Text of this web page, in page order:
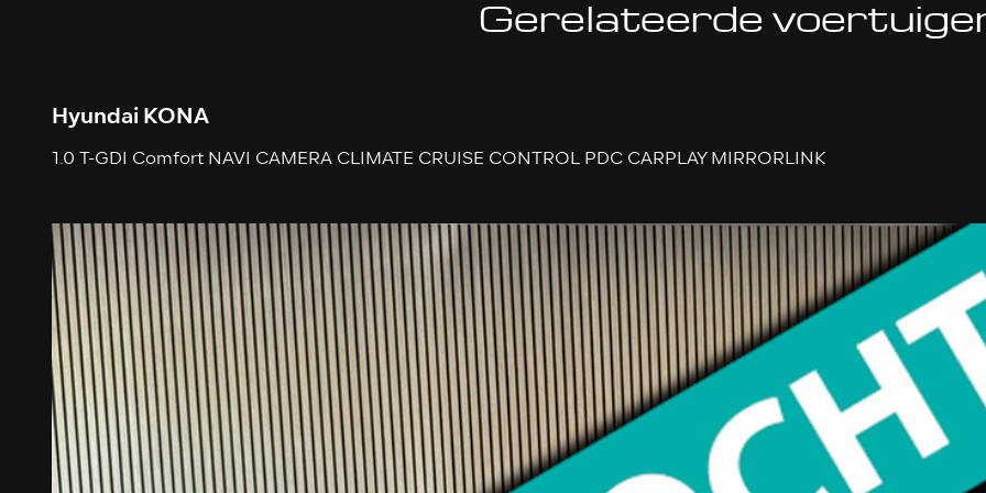
Gerelateerde
Hyundai KONA
1.0 T-GDI Comfort NAVI CAMERA CLIMATE CRUISE CONTROL PDC CARPLAY MIRRORLINK